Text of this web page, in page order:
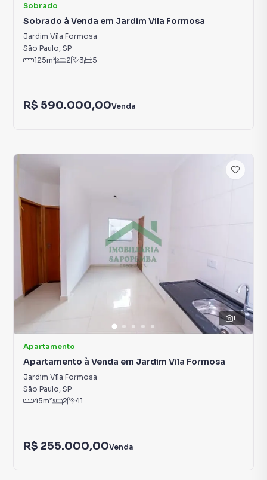
Sobrado
Sobrado à Venda em Jardim Vila Formosa
Jardim Vila Formosa
São Paulo, SP
125m² 2 3 5
R$ 590.000,00Venda
11
Apartamento
Apartamento à Venda em Jardim Vila Formosa
Jardim Vila Formosa
São Paulo, SP
45m² 2 41
R$ 255.000,00Venda